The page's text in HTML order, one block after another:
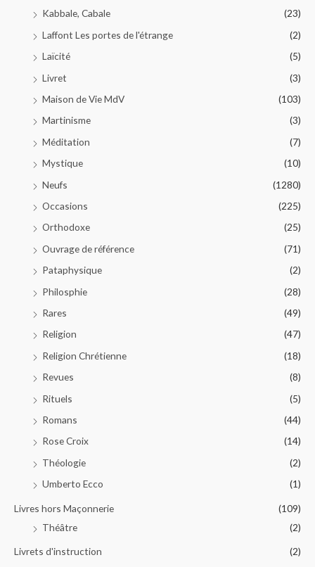
Kabbale, Cabale
(23)
Laffont Les portes de l'étrange
(2)
Laïcité
(5)
Livret
(3)
Maison de Vie MdV
(103)
Martinisme
(3)
Méditation
(7)
Mystique
(10)
Neufs
(1280)
Occasions
(225)
Orthodoxe
(25)
Ouvrage de référence
(71)
Pataphysique
(2)
Philosphie
(28)
Rares
(49)
Religion
(47)
Religion Chrétienne
(18)
Revues
(8)
Rituels
(5)
Romans
(44)
Rose Croix
(14)
Théologie
(2)
Umberto Ecco
(1)
Livres hors Maçonnerie
(109)
Théâtre
(2)
Livrets d'instruction (2)